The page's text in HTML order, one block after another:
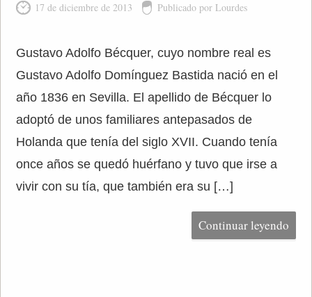
17 de diciembre de 2013 Publicado por Lourdes
Gustavo Adolfo Bécquer, cuyo nombre real es
Gustavo Adolfo Domínguez Bastida nació en el
año 1836 en Sevilla. El apellido de Bécquer lo
adoptó de unos familiares antepasados de
Holanda que tenía del siglo XVII. Cuando tenía
once años se quedó huérfano y tuvo que irse a
vivir con su tía, que también era su […]
Continuar leyendo